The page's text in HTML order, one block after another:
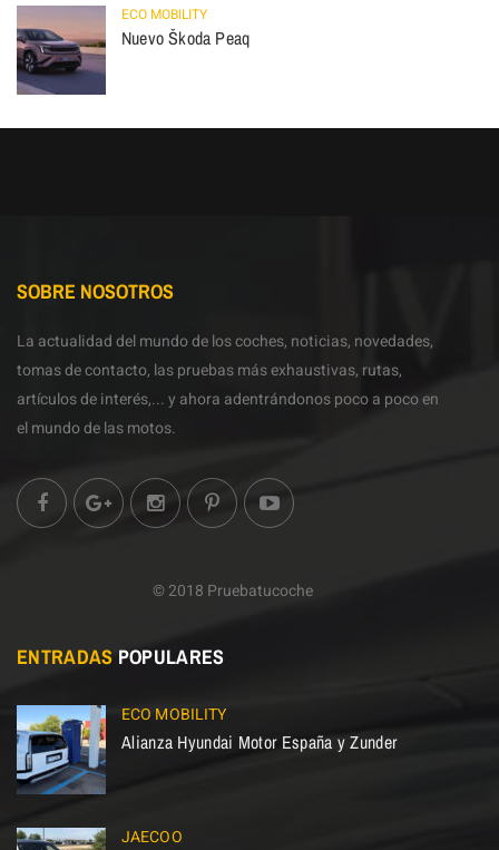
ECO MOBILITY
Nuevo Škoda Peaq
SOBRE NOSOTROS
La actualidad del mundo de los coches, noticias, novedades,
tomas de contacto, las pruebas más exhaustivas, rutas,
artículos de interés,... y ahora adentrándonos poco a poco en
el mundo de las motos.
© 2018 Pruebatucoche
ENTRADAS POPULARES
ECO MOBILITY
Alianza Hyundai Motor España y Zunder
JAECOO